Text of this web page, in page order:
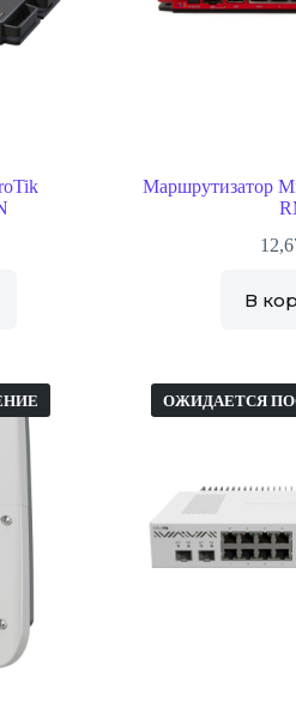
Маршрутизатор
В
ОЖИДАЕТСЯ